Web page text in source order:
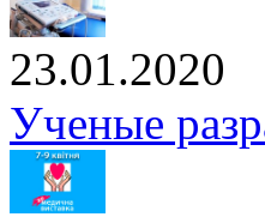
23.01.2020
Ученые